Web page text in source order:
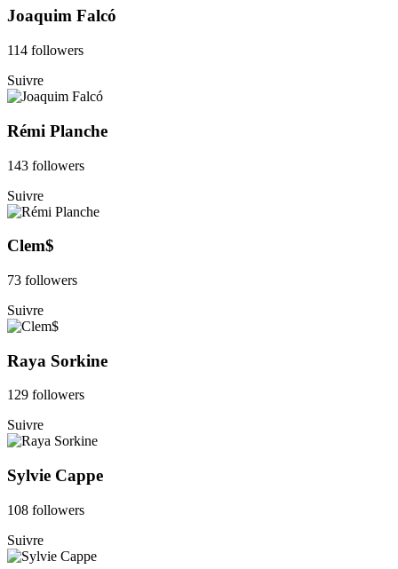
Joaquim Falcó
114 followers
Suivre
Rémi Planche
143 followers
Suivre
Clem$
73 followers
Suivre
Raya Sorkine
129 followers
Suivre
Sylvie Cappe
108 followers
Suivre